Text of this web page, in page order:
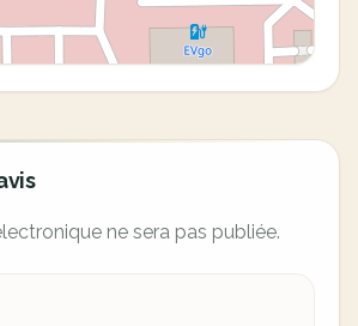
ne sera pas publiée.